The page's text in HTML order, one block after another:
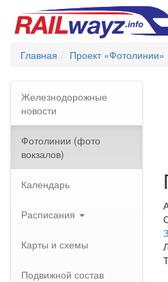
Главная Проект «Фотолинии»
Железнодорожные
новости
Фотолинии (фото
вокзалов)
Календарь
Расписания
Карты и схемы
Подвижной состав